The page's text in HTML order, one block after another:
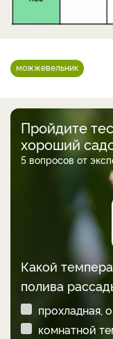
можжевельник
Пройдите
хороший
5 вопросов от
Какой
полива
прохладная,
комнатной